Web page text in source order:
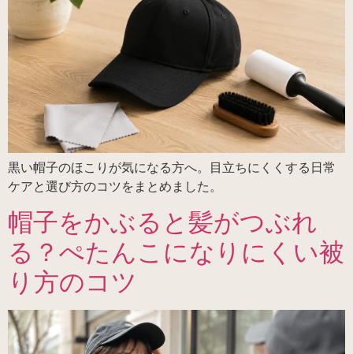
黒い帽子のほこりが気になる方へ。目立ちにくくする日常
ケアと選び方のコツをまとめました。
帽子をかぶると髪がつぶれ
る？ぺたんこになりにくい被
り方のコツ